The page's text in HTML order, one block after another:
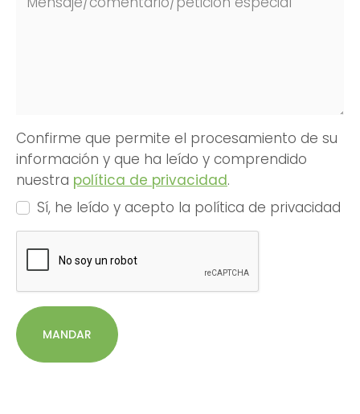
Confirme que permite el procesamiento de su
información y que ha leído y comprendido
nuestra política de privacidad.
Sí, he leído y acepto la política de privacidad
MANDAR